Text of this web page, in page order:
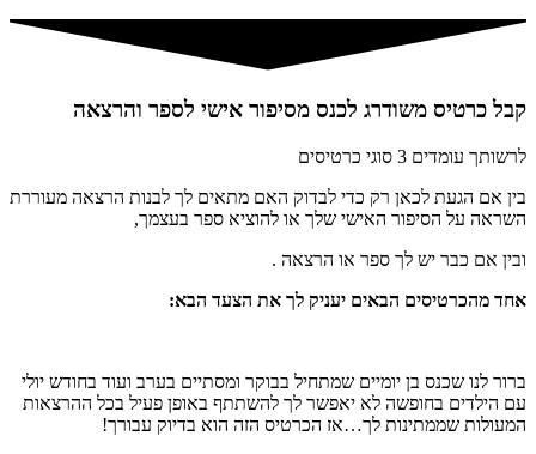
קבל כרטיס משודרג לכנס מסיפור אישי לספר והרצאה
לרשותך עומדים 3 סוגי כרטיסים
בין אם הגעת לכאן רק כדי לבדוק האם מתאים לך לבנות הרצאה מעוררת
השראה על הסיפור האישי שלך או להוציא ספר בעצמך,
ובין אם כבר יש לך ספר או הרצאה .
אחד מהכרטיסים הבאים יעניק לך את הצעד הבא:
ברור לנו שכנס בן יומיים שמתחיל בבוקר ומסתיים בערב ועוד בחודש יולי
עם הילדים בחופשה לא יאפשר לך להשתתף באופן פעיל בכל ההרצאות
המעולות שממתינות לך…אז הכרטיס הזה הוא בדיוק עבורך!